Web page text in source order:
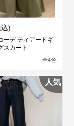
)
ーデ ティアードギ
スカート
全4色
人気